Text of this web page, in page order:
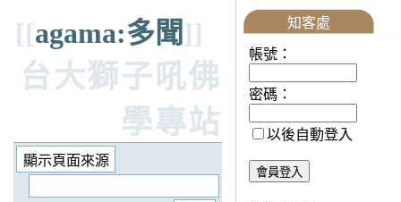
[[agama:多聞]]
台大獅子吼佛
學專站
知客處
帳號：
密碼：
以後自動登入